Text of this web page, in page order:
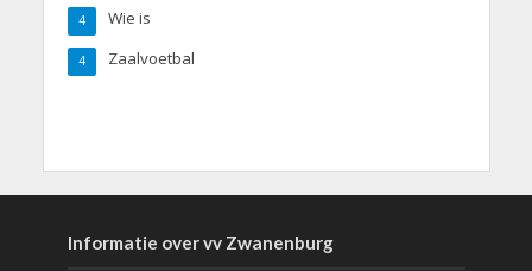
Wie is
4
Zaalvoetbal
4
Informatie over vv Zwanenburg